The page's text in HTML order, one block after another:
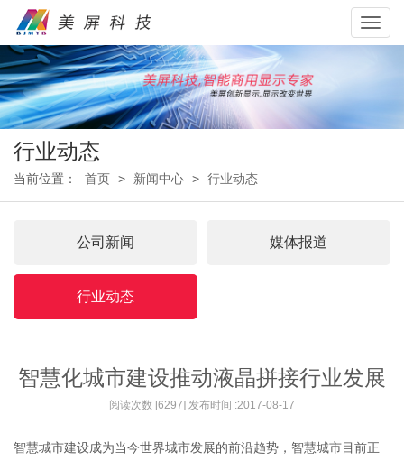
行业动态
当前位置： 首页 > 新闻中心 > 行业动态
公司新闻 媒体报道
行业动态
智慧化城市建设推动液晶拼接行业发展
阅读次数 [6297] 发布时间 :2017-08-17
智慧城市建设成为当今世界城市发展的前沿趋势，智慧城市目前正